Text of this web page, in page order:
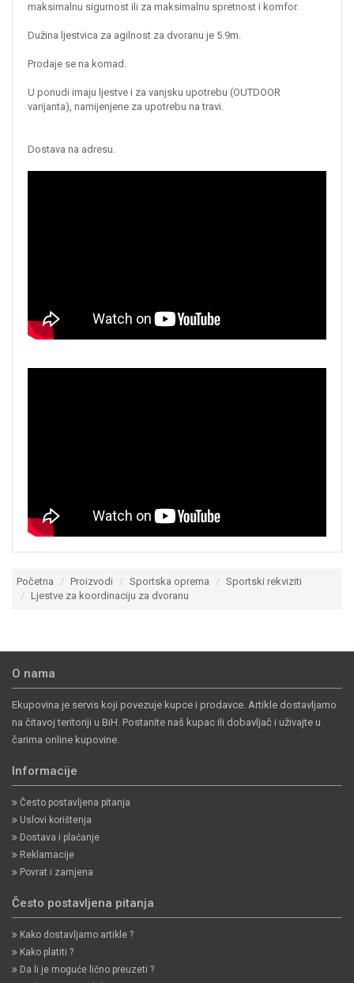
maksimalnu sigurnost ili za maksimalnu spretnost i komfor.
Dužina ljestvica za agilnost za dvoranu je 5.9m.
Prodaje se na komad.
U ponudi imaju ljestve i za vanjsku upotrebu (OUTDOOR
varijanta), namijenjene za upotrebu na travi.
Dostava na adresu.
Početna Proizvodi Sportska oprema
Sportski rekviziti
Ljestve za koordinaciju za dvoranu
O nama
Ekupovina je servis koji povezuje kupce i prodavce. Artikle dostavljamo
na čitavoj teritoriji u BiH. Postanite naš kupac ili dobavljač i uživajte u
čarima online kupovine.
Informacije
Često postavljena pitanja
Uslovi korištenja
Dostava i plaćanje
Reklamacije
Povrat i zamjena
Često postavljena pitanja
Kako dostavljamo artikle ?
Kako platiti ?
Da li je moguće lično preuzeti ?